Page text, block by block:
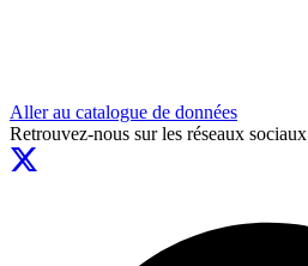
Aller au catalogue de données
Retrouvez-nous sur les réseaux sociaux